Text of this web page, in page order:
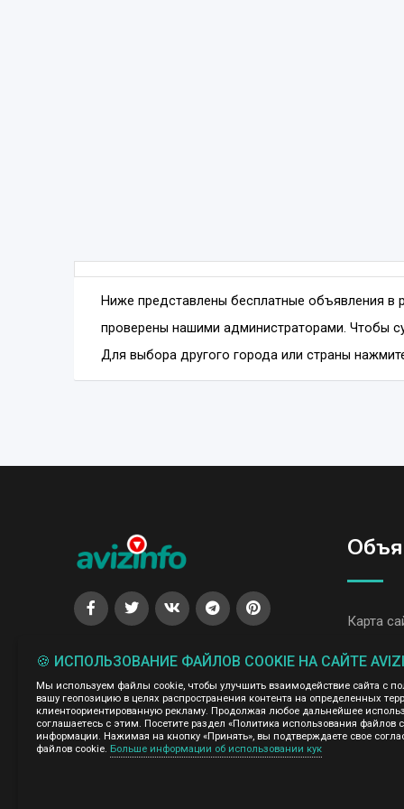
Ниже представлены бесплатные объявления в
проверены нашими администраторами. Чтобы
Для выбора другого города или страны
Карта
Все
Все
Администрация сайта AvizInfo.uz не несет
Мы ценим конфиденциальность наших пользователей.
правила конфиденциальности сайтов на которые
🍪 ИСПОЛЬЗОВАНИЕ ФАЙЛОВ COOKIE НА САЙТЕ
Мы используем файлы cookie, чтобы улучшить взаимодействие сайта с
вашу геопозицию в целях распространения контента на определенных
клиентоориентированную рекламу. Продолжая любое дальнейшее
соглашаетесь с этим. Посетите раздел «Политика использования файлов
информации. Нажимая на кнопку «Принять», вы подтверждаете свое
файлов cookie. Больше информации об использовании кук